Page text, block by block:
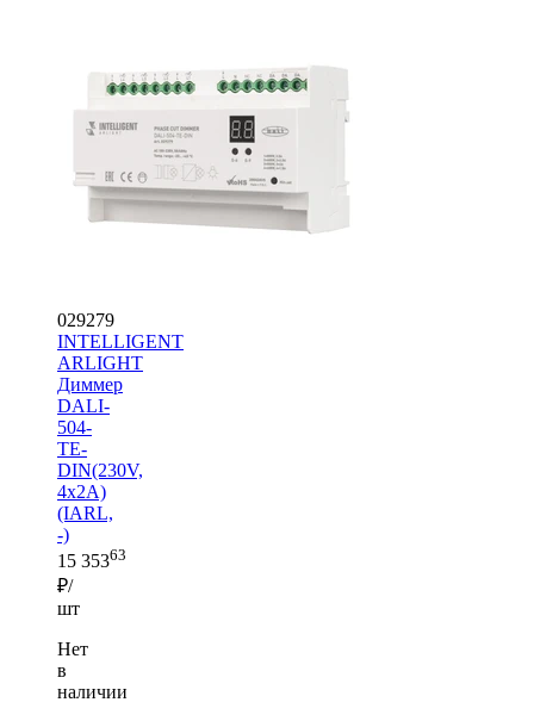
029279
INTELLIGENT
ARLIGHT
Диммер
DALI-
504-
TE-
DIN(230V,
4x2A)
(IARL,
-)
15 35363
₽/
шт
Нет
в
наличии